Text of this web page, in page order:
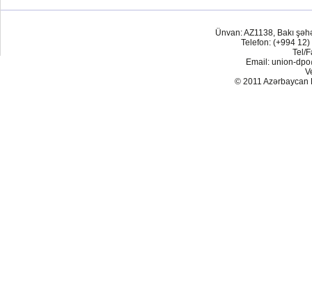
Ünvan: AZ1138, Bakı
Telefon: (+994
Tel/
Email: union-
© 2011 Azərbaycan